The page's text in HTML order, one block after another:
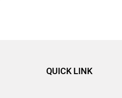
QUICK LINK